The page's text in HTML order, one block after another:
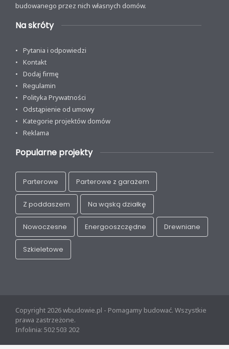
budowanego przez nich własnych domów.
Na skróty
Pytania i odpowiedzi
Kontakt
Dodaj firmę
Regulamin
Polityka Prywatności
Odstąpienie od umowy
Kategorie projektów domów
Reklama
Popularne projekty
Parterowe Parterowe z garażem
Z poddaszem Na wąską działkę
Nowoczesne Energooszczędne Drewniane
Szkieletowe
Copyright 2026 wbudowie.pl - Pomagamy budować. Wszystkie
prawa zastrzeżone.
Infolinia: 502 503 202